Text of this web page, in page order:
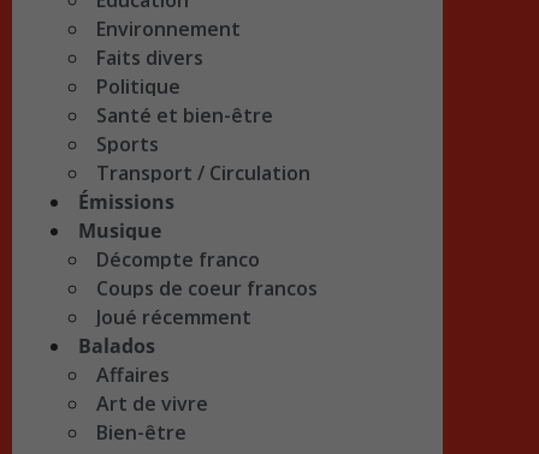
Environnement
Faits divers
Politique
Santé et bien-être
Sports
Transport / Circulation
Émissions
Musique
Décompte franco
Coups de coeur francos
Joué récemment
Balados
Affaires
Art de vivre
Bien-être